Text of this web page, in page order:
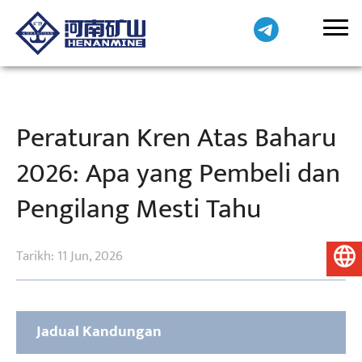
Peraturan Kren Atas Baharu
2026: Apa yang Pembeli dan
Pengilang Mesti Tahu
Tarikh: 11 Jun, 2026
Jadual Kandungan
Bahasa Melayu